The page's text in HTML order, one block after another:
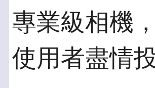
專業級相機
使用者盡情